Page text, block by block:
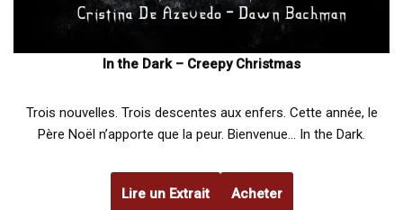
In the Dark – Creepy Christmas
Trois nouvelles. Trois descentes aux enfers. Cette année, le
Père Noël n’apporte que la peur. Bienvenue… In the Dark.
Lire un Extrait Acheter